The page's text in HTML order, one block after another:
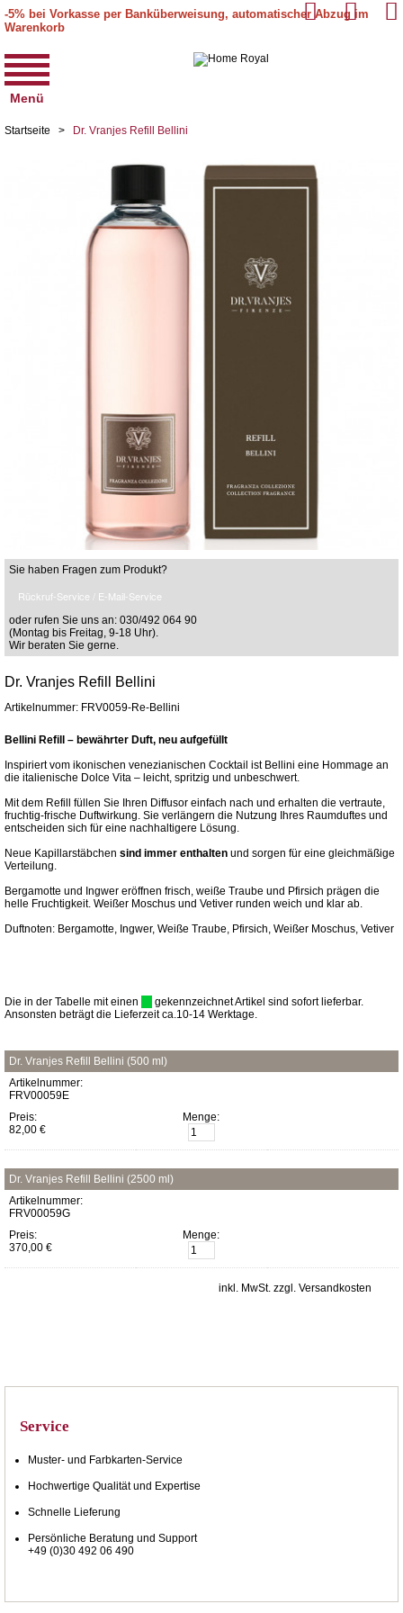
-5% bei Vorkasse per Banküberweisung, automatischer Abzug im
Warenkorb
Menü
Startseite > Dr. Vranjes Refill Bellini
Sie haben Fragen zum Produkt?
Rückruf-Service / E-Mail-Service
oder rufen Sie uns an: 030/492 064 90
(Montag bis Freitag, 9-18 Uhr).
Wir beraten Sie gerne.
Dr. Vranjes Refill Bellini
Artikelnummer: FRV0059-Re-Bellini
Bellini Refill – bewährter Duft, neu aufgefüllt
Inspiriert vom ikonischen venezianischen Cocktail ist Bellini eine Hommage an
die italienische Dolce Vita – leicht, spritzig und unbeschwert.
Mit dem Refill füllen Sie Ihren Diffusor einfach nach und erhalten die vertraute,
fruchtig-frische Duftwirkung. Sie verlängern die Nutzung Ihres Raumduftes und
entscheiden sich für eine nachhaltigere Lösung.
Neue Kapillarstäbchen sind immer enthalten und sorgen für eine gleichmäßige
Verteilung.
Bergamotte und Ingwer eröffnen frisch, weiße Traube und Pfirsich prägen die
helle Fruchtigkeit. Weißer Moschus und Vetiver runden weich und klar ab.
Duftnoten: Bergamotte, Ingwer, Weiße Traube, Pfirsich, Weißer Moschus, Vetiver
Die in der Tabelle mit einen
gekennzeichnet Artikel sind sofort lieferbar.
Ansonsten beträgt die Lieferzeit ca.10-14 Werktage.
Dr. Vranjes Refill Bellini (500 ml)
Artikelnummer:
FRV00059E
Preis:
82,00 €
Menge:
Dr. Vranjes Refill Bellini (2500 ml)
Artikelnummer:
FRV00059G
Preis:
370,00 €
Menge:
inkl. MwSt. zzgl. Versandkosten
Service
Muster- und Farbkarten-Service
Hochwertige Qualität und Expertise
Schnelle Lieferung
Persönliche Beratung und Support
+49 (0)30 492 06 490